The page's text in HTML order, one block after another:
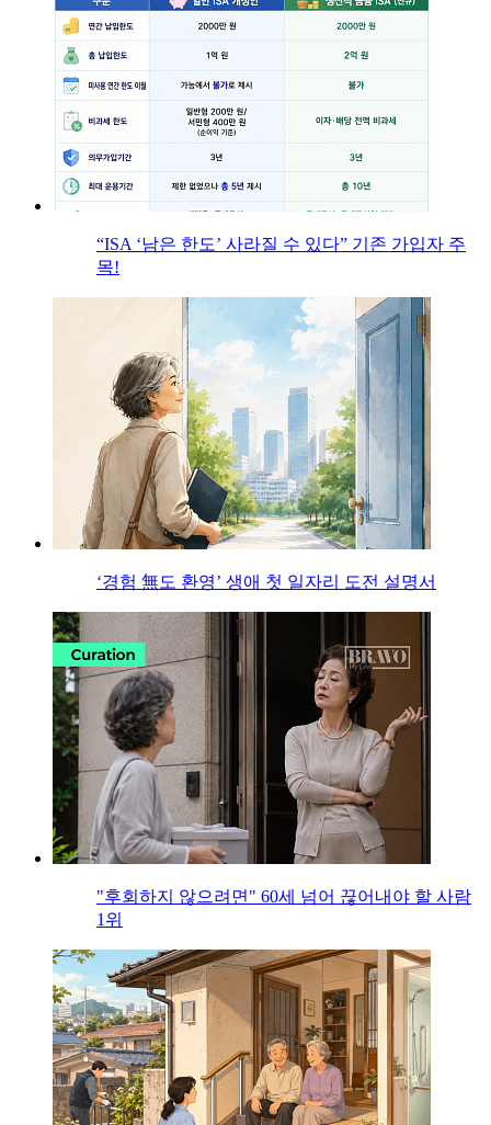
“ISA ‘남은 한도’ 사라질 수 있다” 기존 가입자 주
목!
‘경험 無도 환영’ 생애 첫 일자리 도전 설명서
"후회하지 않으려면" 60세 넘어 끊어내야 할 사람
1위